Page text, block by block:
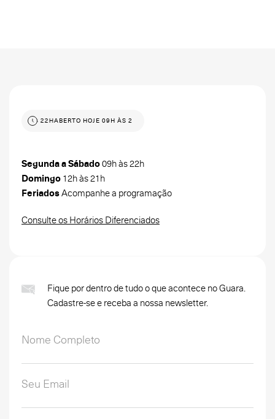
ÀS 22HABERTO HOJE 09H ÀS 22H
Segunda a Sábado09h às 22h
Domingo 12h às 21h
FeriadosAcompanhe a programação
Consulte os Horários Diferenciados
Fique por dentro de tudo o que acontece no Guara.
Cadastre-se e receba a nossa newsletter.